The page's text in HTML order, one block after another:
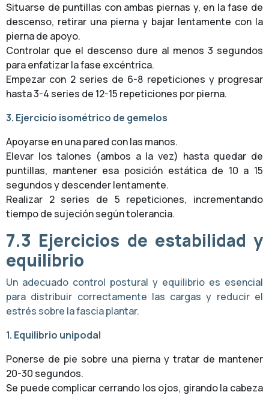
Situarse de puntillas con ambas piernas y, en la fase de
descenso, retirar una pierna y bajar lentamente con la
pierna de apoyo.
Controlar que el descenso dure al menos 3 segundos
para enfatizar la fase excéntrica.
Empezar con 2 series de 6-8 repeticiones y progresar
hasta 3-4 series de 12-15 repeticiones por pierna.
3. Ejercicio isométrico de gemelos
Apoyarse en una pared con las manos.
Elevar los talones (ambos a la vez) hasta quedar de
puntillas, mantener esa posición estática de 10 a 15
segundos y descender lentamente.
Realizar 2 series de 5 repeticiones, incrementando
tiempo de sujeción según tolerancia.
7.3 Ejercicios de estabilidad y
equilibrio
Un adecuado control postural y equilibrio es esencial
para distribuir correctamente las cargas y reducir el
estrés sobre la fascia plantar.
1. Equilibrio unipodal
Ponerse de pie sobre una pierna y tratar de mantener
20-30 segundos.
Se puede complicar cerrando los ojos, girando la cabeza